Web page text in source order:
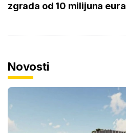
zgrada od 10 milijuna eura
Novosti